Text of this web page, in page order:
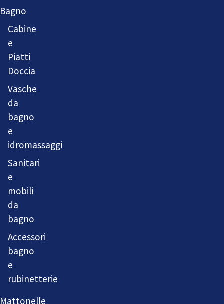
Bagno
Cabine
e
Piatti
Doccia
Vasche
da
bagno
e
idromassaggi
Sanitari
e
mobili
da
bagno
Accessori
bagno
e
rubinetterie
Mattonelle